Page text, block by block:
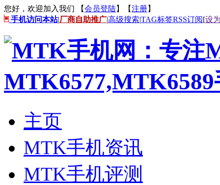
您好，欢迎加入我们 【会员登陆】【注册】
手机访问本站|厂商自助推广|高级搜索|TAG标签RSS订阅[设
主页
MTK手机资讯
MTK手机评测